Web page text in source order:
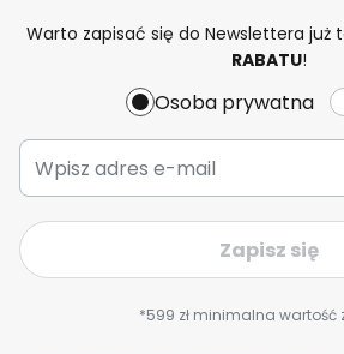
Warto zapisać się do Newslettera już
RABATU!
Osoba prywatna
Zapisz się
*599 zł minimalna wartość